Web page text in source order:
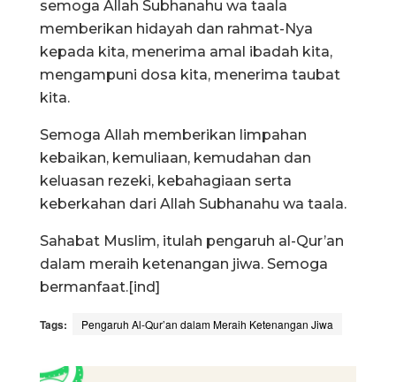
semoga Allah Subhanahu wa taala
memberikan hidayah dan rahmat-Nya
kepada kita, menerima amal ibadah kita,
mengampuni dosa kita, menerima taubat
kita.
Semoga Allah memberikan limpahan
kebaikan, kemuliaan, kemudahan dan
keluasan rezeki, kebahagiaan serta
keberkahan dari Allah Subhanahu wa taala.
Sahabat Muslim, itulah pengaruh al-Qur’an
dalam meraih ketenangan jiwa. Semoga
bermanfaat.[ind]
Tags: Pengaruh Al-Qur’an dalam Meraih Ketenangan Jiwa